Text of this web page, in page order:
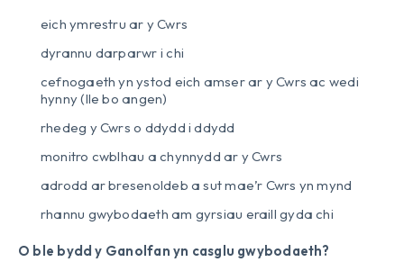
eich ymrestru ar y Cwrs
dyrannu darparwr i chi
cefnogaeth yn ystod eich amser ar y Cwrs ac wedi
hynny (lle bo angen)
rhedeg y Cwrs o ddydd i ddydd
monitro cwblhau a chynnydd ar y Cwrs
adrodd ar bresenoldeb a sut mae’r Cwrs yn mynd
rhannu gwybodaeth am gyrsiau eraill gyda chi
O ble bydd y Ganolfan yn casglu gwybodaeth?